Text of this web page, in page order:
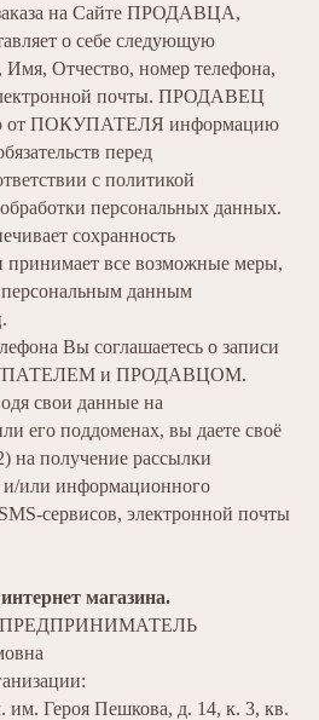
на Сайте ПРОДАВЦА,
о себе следующую
Отчество, номер телефона,
почты. ПРОДАВЕЦ
от ПОКУПАТЕЛЯ информацию
перед
с политикой
персональных данных.
сохранность
принимает все возможные меры,
данным
Вы соглашаетесь о записи
и ПРОДАВЦОМ.
свои данные на
его поддоменах, вы даете своё
на получение рассылки
и/или информационного
сервисов, электронной почты
магазина.
им. Героя Пешкова, д. 14, к. 3, кв.